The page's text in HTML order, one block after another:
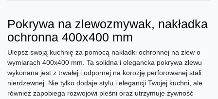
Pokrywa na zlewozmywak, nakładka
ochronna 400x400 mm
Ulepsz swoją kuchnię za pomocą nakładki ochronnej na zlew o
wymiarach 400x400 mm. Ta solidna i elegancka pokrywa zlewu
wykonana jest z trwałej i odpornej na korozję perforowanej stali
nierdzewnej. Nie tylko dodaje stylu i elegancji Twojej kuchni, ale
również zapobiega rozwojowi pleśni oraz utrzymuje żywność